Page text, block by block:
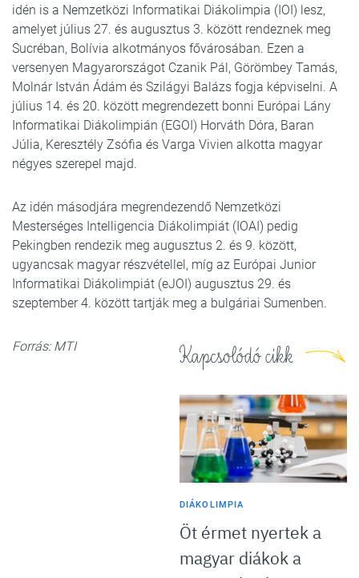
idén is a Nemzetközi Informatikai Diákolimpia (IOI) lesz,
amelyet július 27. és augusztus 3. között rendeznek meg
Sucréban, Bolívia alkotmányos fővárosában. Ezen a
versenyen Magyarországot Czanik Pál, Görömbey Tamás,
Molnár István Ádám és Szilágyi Balázs fogja képviselni. A
július 14. és 20. között megrendezett bonni Európai Lány
Informatikai Diákolimpián (EGOI) Horváth Dóra, Baran
Júlia, Keresztély Zsófia és Varga Vivien alkotta magyar
négyes szerepel majd.
Az idén másodjára megrendezendő Nemzetközi
Mesterséges Intelligencia Diákolimpiát (IOAI) pedig
Pekingben rendezik meg augusztus 2. és 9. között,
ugyancsak magyar részvétellel, míg az Európai Junior
Informatikai Diákolimpiát (eJOI) augusztus 29. és
szeptember 4. között tartják meg a bulgáriai Sumenben.
Kapcsolódó cikk
DIÁKOLIMPIA
Öt érmet nyertek a
magyar diákok a
Forrás: MTI